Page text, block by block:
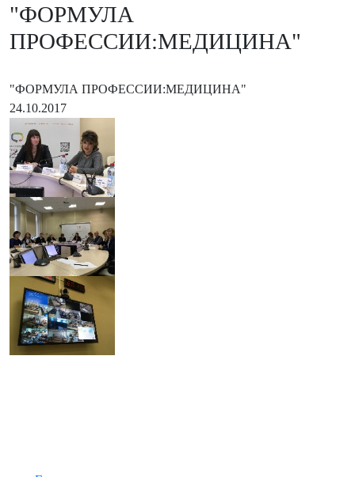
"ФОРМУЛА
ПРОФЕССИИ:МЕДИЦИНА"
"ФОРМУЛА ПРОФЕССИИ:МЕДИЦИНА"
24.10.2017